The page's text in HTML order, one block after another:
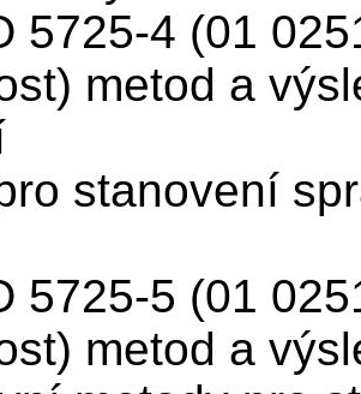
5725-4 (01
metod a
stanovení
5725-5 (01
metod a